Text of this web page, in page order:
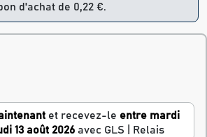
d'achat de 0,22 €.
et recevez-le entre mardi
13 août 2026 avec GLS | Relais